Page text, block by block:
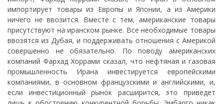
импортирует товары из Европы и Японии, а из Америки
ничего не ввозится. Вместе с тем, американские товары
присутствуют на иранском рынке. Все необходимые товары
ввозятся из Дубая, и поддерживать отношения с Америкой
совершенно не обязательно. По поводу американских
компаний Фархад Хоррами сказал, что нефтяная и газовая
промышленность Ирана инвестируется европейскими
компаниями, в основном французскими и английскими, и,
если инвестиционный рынок расширится, это приведет